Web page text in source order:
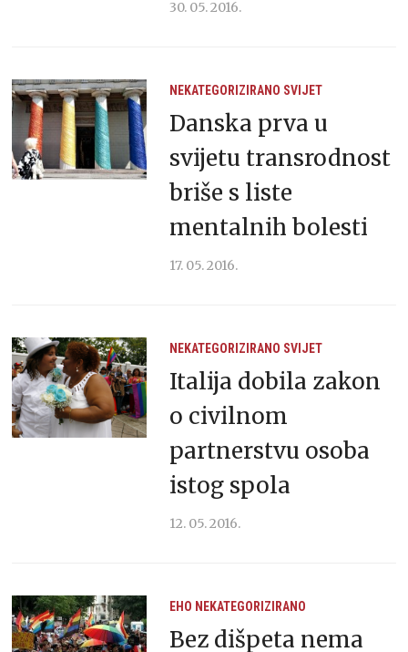
30. 05. 2016.
NEKATEGORIZIRANO SVIJET
Danska prva u
svijetu transrodnost
briše s liste
mentalnih bolesti
17. 05. 2016.
NEKATEGORIZIRANO SVIJET
Italija dobila zakon
o civilnom
partnerstvu osoba
istog spola
12. 05. 2016.
EHO NEKATEGORIZIRANO
Bez dišpeta nema